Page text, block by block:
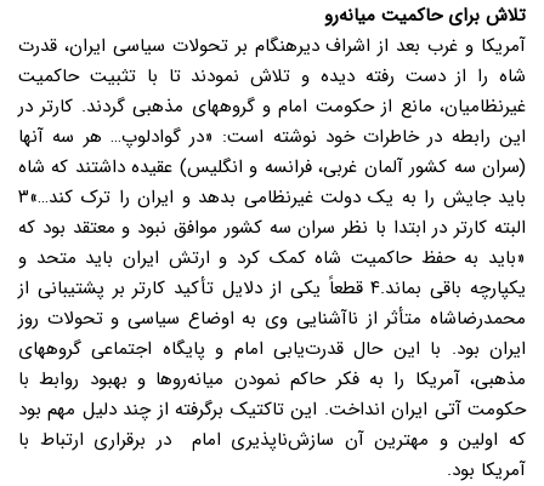
تلاش برای حاکمیت میانه‌رو
آمریکا و غرب بعد از اشراف دیرهنگام بر تحولات سیاسی ایران، قدرت
شاه را از دست رفته دیده و تلاش نمودند تا با تثبیت حاکمیت
غیرنظامیان، مانع از حکومت امام و گروههای مذهبی گردند. کارتر در
این رابطه در خاطرات خود نوشته است: «در گوادلوپ… هر سه آنها
(سران سه کشور آلمان غربی، فرانسه و انگلیس) عقیده داشتند که شاه
باید جایش را به یک دولت غیرنظامی بدهد و ایران را ترک کند…»۳
البته کارتر در ابتدا با نظر سران سه کشور موافق نبود و معتقد بود که
«باید به حفظ حاکمیت شاه کمک کرد و ارتش ایران باید متحد و
یکپارچه باقی بماند.۴ قطعاً یکی از دلایل تأکید کارتر بر پشتیبانی از
محمدرضاشاه متأثر از ناآشنایی وی به اوضاع سیاسی و تحولات روز
ایران بود. با این حال قدرت‌یابی امام و پایگاه اجتماعی گروههای
مذهبی، آمریکا را به فکر حاکم نمودن میانه‌روها و بهبود روابط با
حکومت آتی ایران انداخت. این تاکتیک برگرفته از چند دلیل مهم بود
که اولین و مهترین آن سازش‌ناپذیری امام در برقراری ارتباط با
آمریکا بود.